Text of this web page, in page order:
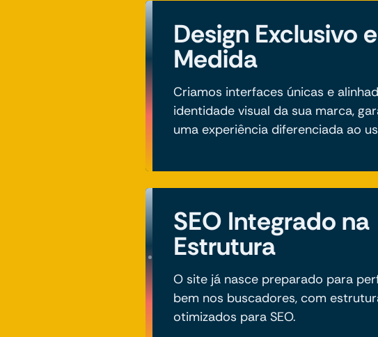
Design Exclusivo
Medida
Criamos interfaces únicas e
identidade visual da sua marca,
uma experiência diferenciada ao
SEO Integrado na
Estrutura
O site já nasce preparado para
bem nos buscadores, com
otimizados para SEO.